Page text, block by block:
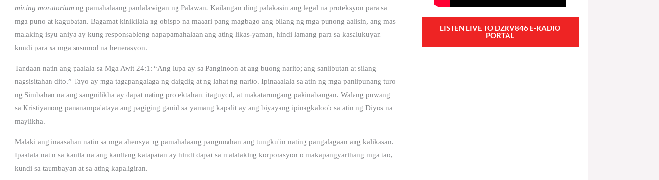
mining moratorium ng pamahalaang panlalawigan ng Palawan. Kailangan ding palakasin ang legal na proteksyon para sa
mga puno at kagubatan. Bagamat kinikilala ng obispo na maaari pang magbago ang bilang ng mga punong aalisin, ang mas
malaking isyu aniya ay kung responsableng napapamahalaan ang ating likas-yaman, hindi lamang para sa kasalukuyan
kundi para sa mga susunod na henerasyon.
Tandaan natin ang paalala sa Mga Awit 24:1: “Ang lupa ay sa Panginoon at ang buong narito; ang sanlibutan at silang
nagsisitahan dito.” Tayo ay mga tagapangalaga ng daigdig at ng lahat ng narito. Ipinaaalala sa atin ng mga panlipunang turo
ng Simbahan na ang sangnilikha ay dapat nating protektahan, itaguyod, at makatarungang pakinabangan. Walang puwang
sa Kristiyanong pananampalataya ang pagiging ganid sa yamang kapalit ay ang biyayang ipinagkaloob sa atin ng Diyos na
maylikha.
Malaki ang inaasahan natin sa mga ahensya ng pamahalaang pangunahan ang tungkulin nating pangalagaan ang kalikasan.
Ipaalala natin sa kanila na ang kanilang katapatan ay hindi dapat sa malalaking korporasyon o makapangyarihang mga tao,
kundi sa taumbayan at sa ating kapaligiran.
LISTEN LIVE TO DZRV846 E-RADIO
PORTAL